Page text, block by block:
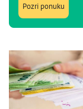
Pozri ponuku